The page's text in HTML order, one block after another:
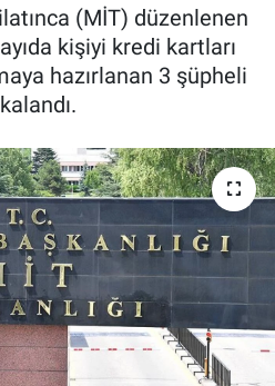
(MİT) düzenlenen
kişiyi kredi kartları
hazırlanan 3 şüpheli